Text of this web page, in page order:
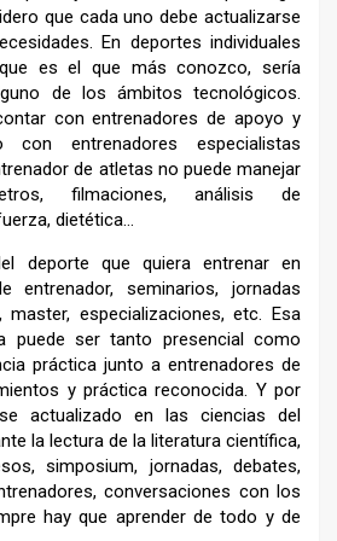
que cada uno debe actualizarse
En deportes individuales
es el que más conozco, sería
de los ámbitos tecnológicos.
con entrenadores de apoyo y
con entrenadores especialistas
de atletas no puede manejar
filmaciones, análisis de
dietética…
deporte que quiera entrenar en
entrenador, seminarios, jornadas
master, especializaciones, etc. Esa
puede ser tanto presencial como
práctica junto a entrenadores de
y práctica reconocida. Y por
actualizado en las ciencias del
la lectura de la literatura científica,
simposium, jornadas, debates,
conversaciones con los
hay que aprender de todo y de